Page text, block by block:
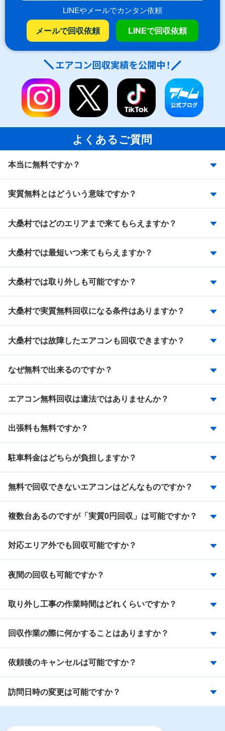
LINEやメールでカンタン依頼
メールで回収依頼 LINEで回収依頼
よくあるご質問
本当に無料ですか？
実質無料とはどういう意味ですか？
大桑村ではどのエリアまで来てもらえますか？
大桑村では最短いつ来てもらえますか？
大桑村では取り外しも可能ですか？
大桑村で実質無料回収になる条件はありますか？
大桑村では故障したエアコンも回収できますか？
なぜ無料で出来るのですか？
エアコン無料回収は違法ではありませんか？
出張料も無料ですか？
駐車料金はどちらが負担しますか？
無料で回収できないエアコンはどんなものですか？
複数台あるのですが「実質0円回収」は可能ですか？
対応エリア外でも回収可能ですか？
夜間の回収も可能ですか？
取り外し工事の作業時間はどれくらいですか？
回収作業の際に何かすることはありますか？
依頼後のキャンセルは可能ですか？
訪問日時の変更は可能ですか？